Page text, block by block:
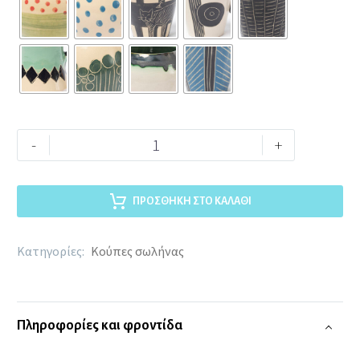
- +
ΠΡΟΣΘΉΚΗ ΣΤΟ ΚΑΛΆΘΙ
Κατηγορίες: Κούπες σωλήνας
Πληροφορίες και φροντίδα